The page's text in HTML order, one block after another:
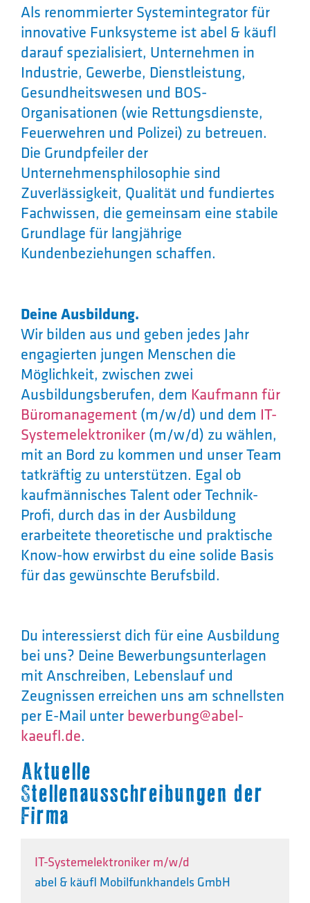
Als renommierter Systemintegrator für
innovative Funksysteme ist abel & käufl
darauf spezialisiert, Unternehmen in
Industrie, Gewerbe, Dienstleistung,
Gesundheitswesen und BOS-
Organisationen (wie Rettungsdienste,
Feuerwehren und Polizei) zu betreuen.
Die Grundpfeiler der
Unternehmensphilosophie sind
Zuverlässigkeit, Qualität und fundiertes
Fachwissen, die gemeinsam eine stabile
Grundlage für langjährige
Kundenbeziehungen schaffen.
Deine Ausbildung.
Wir bilden aus und geben jedes Jahr
engagierten jungen Menschen die
Möglichkeit, zwischen zwei
Ausbildungsberufen, dem Kaufmann für
Büromanagement(m/w/d) und dem IT-
Systemelektroniker(m/w/d) zu wählen,
mit an Bord zu kommen und unser Team
tatkräftig zu unterstützen. Egal ob
kaufmännisches Talent oder Technik-
Profi, durch das in der Ausbildung
erarbeitete theoretische und praktische
Know-how erwirbst du eine solide Basis
für das gewünschte Berufsbild.
Du interessierst dich für eine Ausbildung
bei uns? Deine Bewerbungsunterlagen
mit Anschreiben, Lebenslauf und
Zeugnissen erreichen uns am schnellsten
per E-Mail unterbewerbung@abel-
kaeufl.de.
Aktuelle
Stellenausschreibungen der
Firma
IT-Systemelektroniker m/w/d
abel & käufl Mobilfunkhandels GmbH